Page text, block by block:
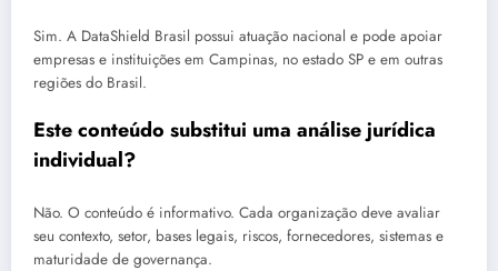
Sim. A DataShield Brasil possui atuação nacional e pode apoiar
empresas e instituições em Campinas, no estado SP e em outras
regiões do Brasil.
Este conteúdo substitui uma análise jurídica
individual?
Não. O conteúdo é informativo. Cada organização deve avaliar
seu contexto, setor, bases legais, riscos, fornecedores, sistemas e
maturidade de governança.